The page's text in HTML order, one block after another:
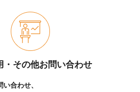
・その他お問い合わせ
合わせ、